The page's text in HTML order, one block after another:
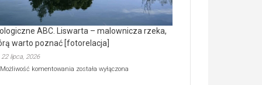
ABC. Liswarta – malownicza rzeka,
warto poznać [fotorelacja]
22 lipca, 2026
Możliwość komentowania Ekologiczne
została wyłączona